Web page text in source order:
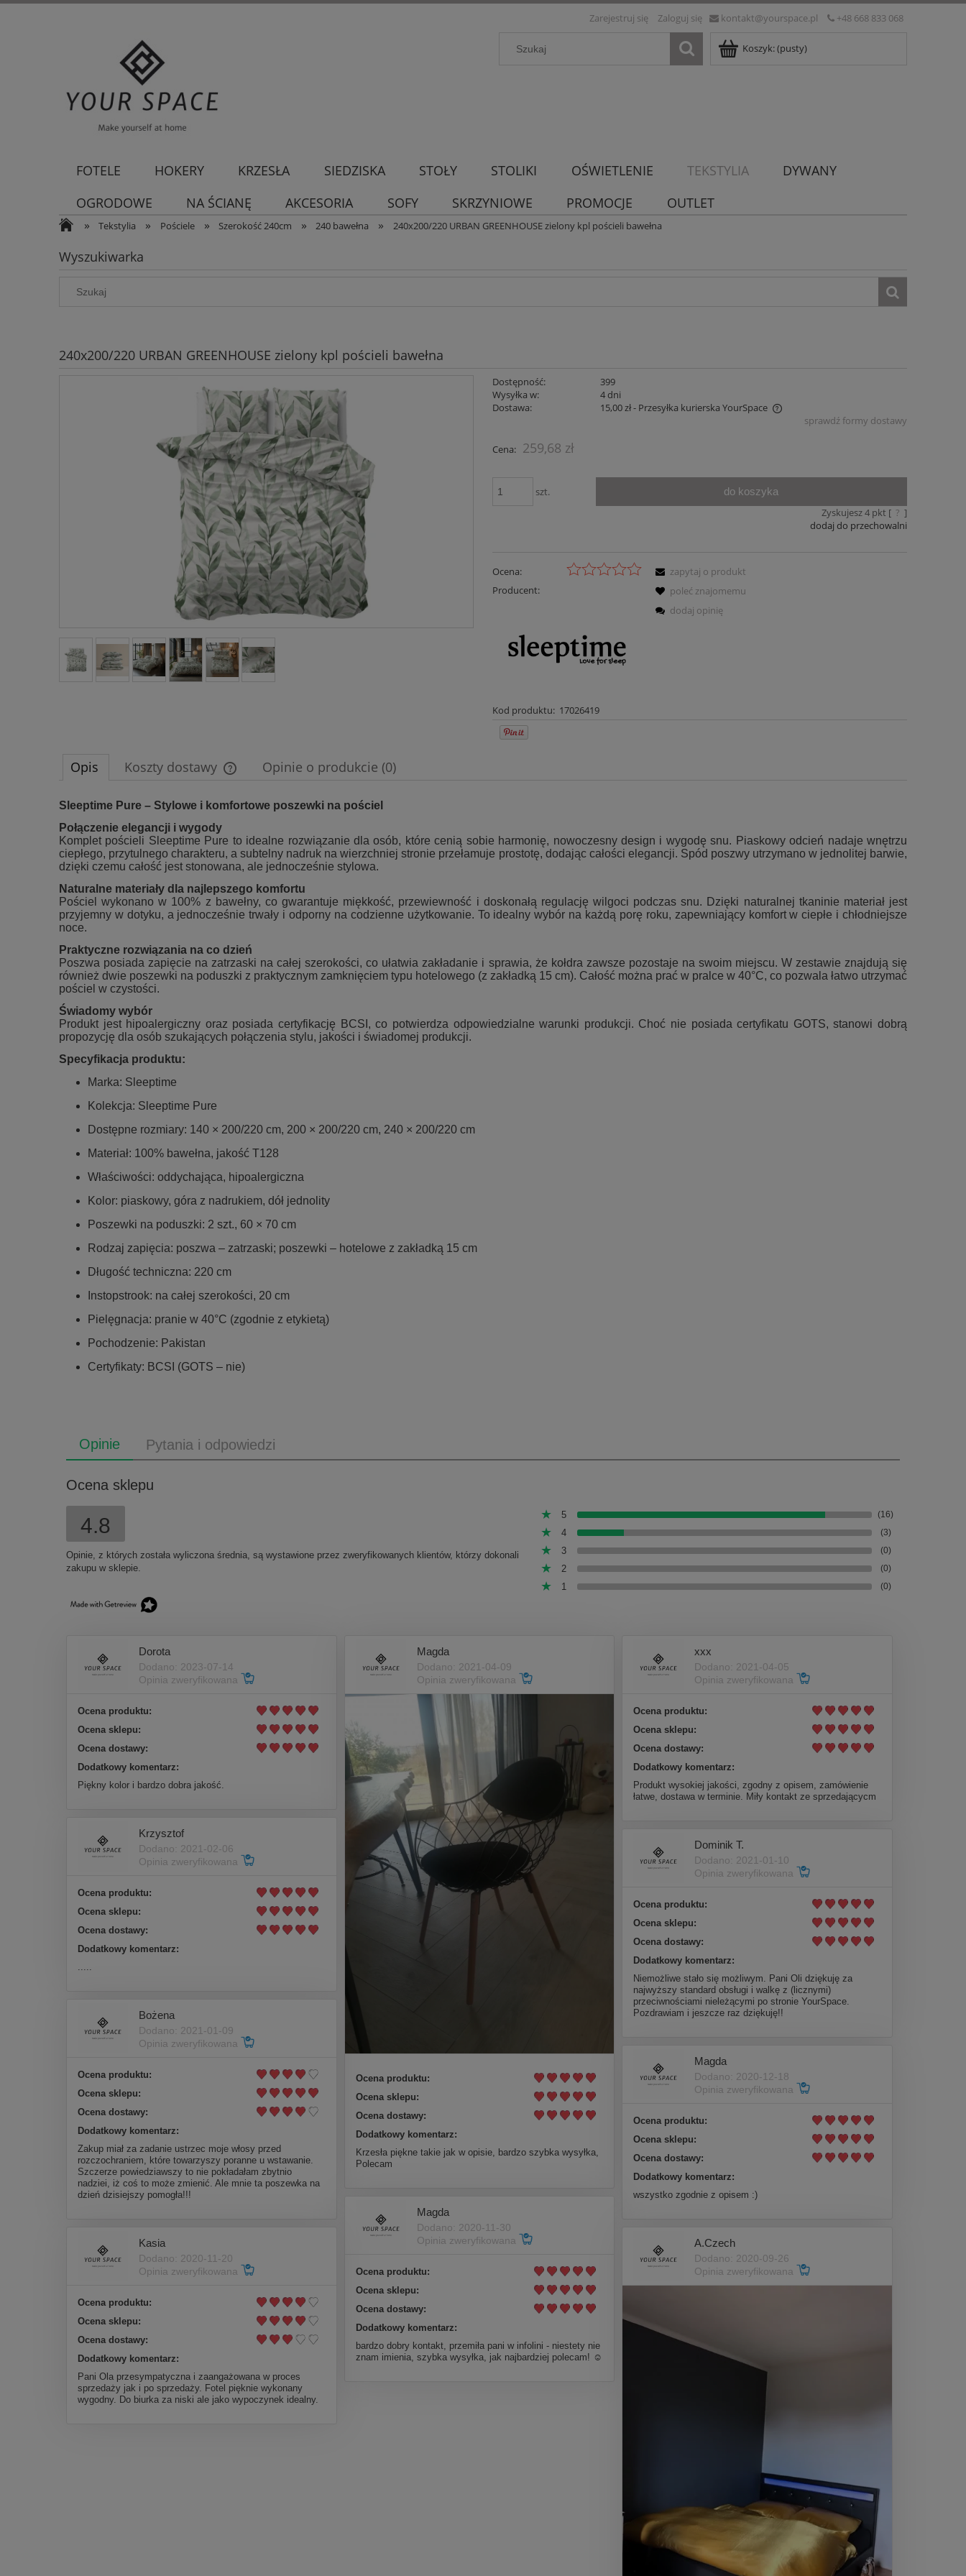
kontakt@yourspace.pl +48 668 833 068
Zarejestruj się Zaloguj się
Koszyk:(pusty)
FOTELE HOKERY KRZESŁA SIEDZISKA STOŁY STOLIKI OŚWIETLENIE TEKSTYLIA
DYWANY
OGRODOWE
NA ŚCIANĘ AKCESORIA SOFY SKRZYNIOWE PROMOCJE OUTLET
» Tekstylia » Pościele » Szerokość 240cm » 240 bawełna » 240x200/220 URBAN GREENHOUSE zielony kpl pościeli bawełna
Wyszukiwarka
240x200/220 URBAN GREENHOUSE zielony kpl pościeli bawełna
Dostępność:
399
Wysyłka w:
4 dni
Dostawa:
15,00 zł- Przesyłka kurierska YourSpace
sprawdź formy dostawy
Cena: 259,68 zł
szt. do koszyka
Zyskujesz4pkt [ ? ]
dodaj do przechowalni
Ocena:
Producent:
Kod produktu: 17026419
zapytaj o produkt
poleć znajomemu
dodaj opinię
Opis Koszty dostawy
Cena nie zawiera ewentualnych kosztów
Opinie o produkcie (0)
Sleeptime Pure – Stylowe i komfortowe poszewki na pościel
Połączenie elegancji i wygody
Komplet pościeli Sleeptime Pure to idealne rozwiązanie dla osób, które cenią sobie harmonię, nowoczesny design i wygodę snu. Piaskowy odcień nadaje wnętrzu
ciepłego, przytulnego charakteru, a subtelny nadruk na wierzchniej stronie przełamuje prostotę, dodając całości elegancji. Spód poszwy utrzymano w jednolitej barwie,
dzięki czemu całość jest stonowana, ale jednocześnie stylowa.
Naturalne materiały dla najlepszego komfortu
Pościel wykonano w 100% z bawełny, co gwarantuje miękkość, przewiewność i doskonałą regulację wilgoci podczas snu. Dzięki naturalnej tkaninie materiał jest
przyjemny w dotyku, a jednocześnie trwały i odporny na codzienne użytkowanie. To idealny wybór na każdą porę roku, zapewniający komfort w ciepłe i chłodniejsze
noce.
Praktyczne rozwiązania na co dzień
Poszwa posiada zapięcie na zatrzaski na całej szerokości, co ułatwia zakładanie i sprawia, że kołdra zawsze pozostaje na swoim miejscu. W zestawie znajdują się
również dwie poszewki na poduszki z praktycznym zamknięciem typu hotelowego (z zakładką 15 cm). Całość można prać w pralce w 40°C, co pozwala łatwo utrzymać
pościel w czystości.
Świadomy wybór
Produkt jest hipoalergiczny oraz posiada certyfikację BCSI, co potwierdza odpowiedzialne warunki produkcji. Choć nie posiada certyfikatu GOTS, stanowi dobrą
propozycję dla osób szukających połączenia stylu, jakości i świadomej produkcji.
Specyfikacja produktu:
Marka: Sleeptime
Kolekcja: Sleeptime Pure
Dostępne rozmiary: 140 × 200/220 cm, 200 × 200/220 cm, 240 × 200/220 cm
Materiał: 100% bawełna, jakość T128
Właściwości: oddychająca, hipoalergiczna
Kolor: piaskowy, góra z nadrukiem, dół jednolity
Poszewki na poduszki: 2 szt., 60 × 70 cm
Rodzaj zapięcia: poszwa – zatrzaski; poszewki – hotelowe z zakładką 15 cm
Długość techniczna: 220 cm
Instopstrook: na całej szerokości, 20 cm
Pielęgnacja: pranie w 40°C (zgodnie z etykietą)
Pochodzenie: Pakistan
Certyfikaty: BCSI (GOTS – nie)
Opinie Pytania i odpowiedzi
Ocena sklepu
4.8
Opinie, z których została wyliczona średnia, są wystawione przez zweryfikowanych klientów, którzy dokonali
zakupu w sklepie.
5 (16)
4 (3)
3 (0)
2 (0)
1 (0)
Dorota
Dodano: 2023-07-14
Opinia zweryfikowana
Ocena produktu:
Ocena sklepu:
Ocena dostawy:
Dodatkowy komentarz:
Piękny kolor i bardzo dobra jakość.
Magda
Dodano: 2021-04-09
Opinia zweryfikowana
Ocena produktu:
Ocena sklepu:
Ocena dostawy:
Dodatkowy komentarz:
Krzesła piękne takie jak w opisie, bardzo szybka wysyłka,
Polecam
xxx
Dodano: 2021-04-05
Opinia zweryfikowana
Ocena produktu:
Ocena sklepu:
Ocena dostawy:
Dodatkowy komentarz:
Produkt wysokiej jakości, zgodny z opisem, zamówienie
łatwe, dostawa w terminie. Miły kontakt ze sprzedającycm
Krzysztof
Dodano: 2021-02-06
Opinia zweryfikowana
Ocena produktu:
Ocena sklepu:
Ocena dostawy:
Dodatkowy komentarz:
.....
Dominik T.
Dodano: 2021-01-10
Opinia zweryfikowana
Ocena produktu:
Ocena sklepu:
Ocena dostawy:
Dodatkowy komentarz:
Niemożliwe stało się możliwym. Pani Oli dziękuję za
najwyższy standard obsługi i walkę z (licznymi)
przeciwnościami nieleżącymi po stronie YourSpace.
Pozdrawiam i jeszcze raz dziękuję!!
Bożena
Dodano: 2021-01-09
Opinia zweryfikowana
Ocena produktu:
Ocena sklepu:
Ocena dostawy:
Dodatkowy komentarz:
Zakup miał za zadanie ustrzec moje włosy przed
rozczochraniem, które towarzyszy poranne u wstawanie.
Szczerze powiedziawszy to nie pokładałam zbytnio
nadziei, iż coś to może zmienić. Ale mnie ta poszewka na
dzień dzisiejszy pomogła!!!
Magda
Dodano: 2020-12-18
Opinia zweryfikowana
Ocena produktu:
Ocena sklepu:
Ocena dostawy:
Dodatkowy komentarz:
wszystko zgodnie z opisem :)
Magda
Dodano: 2020-11-30
Opinia zweryfikowana
Ocena produktu:
Ocena sklepu:
Ocena dostawy:
Dodatkowy komentarz:
bardzo dobry kontakt, przemiła pani w infolini - niestety nie
znam imienia, szybka wysyłka, jak najbardziej polecam! ☺️
Kasia
Dodano: 2020-11-20
Opinia zweryfikowana
Ocena produktu:
Ocena sklepu:
Ocena dostawy:
Dodatkowy komentarz:
Pani Ola przesympatyczna i zaangażowana w proces
sprzedaży jak i po sprzedaży. Fotel pięknie wykonany
wygodny. Do biurka za niski ale jako wypoczynek idealny.
A.Czech
Dodano: 2020-09-26
Opinia zweryfikowana